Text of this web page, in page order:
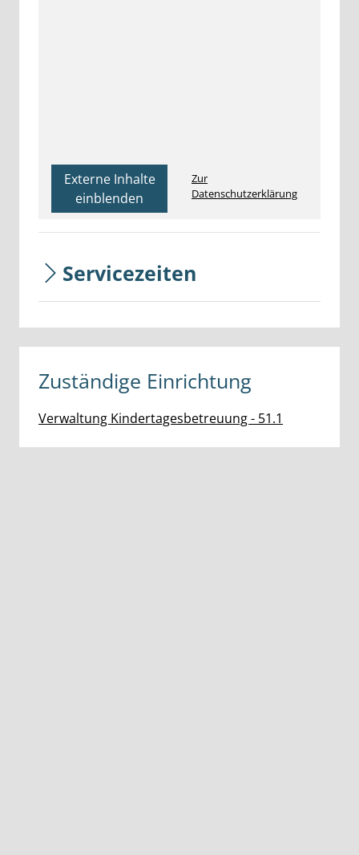
Externe Inhalte
einblenden
Zur
Datenschutzerklärung
Servicezeiten
Zuständige Einrichtung
Verwaltung Kindertagesbetreuung - 51.1